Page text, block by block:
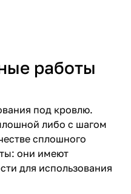
работы
под кровлю.
либо с шагом
сплошного
они имеют
для использования